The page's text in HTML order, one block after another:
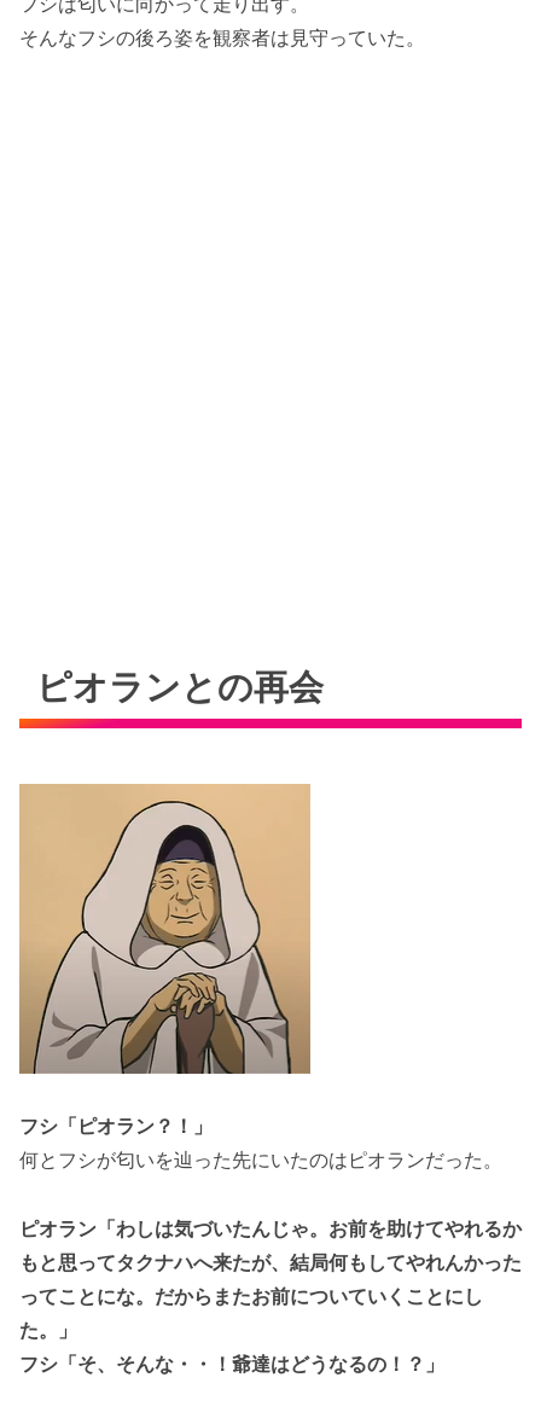
そんなフシの後ろ姿を観察者は見守っていた。
ピオランとの再会
フシ「ピオラン？！」
何とフシが匂いを辿った先にいたのはピオランだった。
ピオラン「わしは気づいたんじゃ。お前を助けてやれるか
もと思ってタクナハへ来たが、結局何もしてやれんかった
ってことにな。だからまたお前についていくことにし
た。」
フシ「そ、そんな・・！爺達はどうなるの！？」